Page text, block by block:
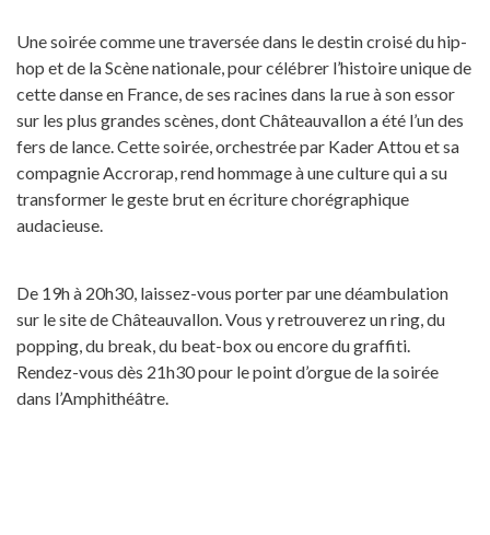
Une soirée comme une traversée dans le destin croisé du hip-
hop et de la Scène nationale, pour célébrer l’histoire unique de
cette danse en France, de ses racines dans la rue à son essor
sur les plus grandes scènes, dont Châteauvallon a été l’un des
fers de lance. Cette soirée, orchestrée par Kader Attou et sa
compagnie Accrorap, rend hommage à une culture qui a su
transformer le geste brut en écriture chorégraphique
audacieuse.
De 19h à 20h30, laissez-vous porter par une déambulation
sur le site de Châteauvallon. Vous y retrouverez un ring, du
popping, du break, du beat-box ou encore du graffiti.
Rendez-vous dès 21h30 pour le point d’orgue de la soirée
dans l’Amphithéâtre.